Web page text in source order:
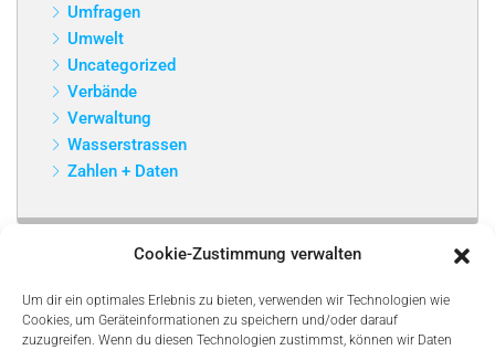
Cookie-Zustimmung verwalten
Um dir ein optimales Erlebnis zu bieten, verwenden wir Technologien wie
Cookies, um Geräteinformationen zu speichern und/oder darauf
zuzugreifen. Wenn du diesen Technologien zustimmst, können wir Daten
Umfragen
Umwelt
Uncategorized
Verbände
Verwaltung
Wasserstrassen
Zahlen + Daten